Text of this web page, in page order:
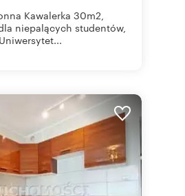
Kawalerka 30m2,
niepalących studentów,